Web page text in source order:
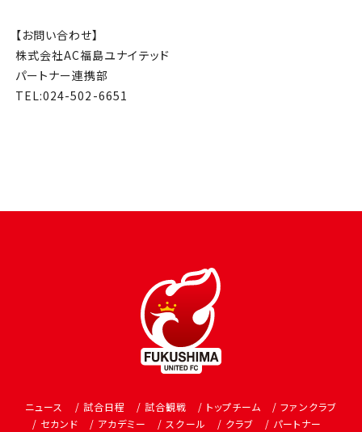
【お問い合わせ】
株式会社AC福島ユナイテッド
パートナー連携部
TEL:024-502-6651
ニュース 試合日程 試合観戦 トップチーム
ファンクラブ
セカンド
アカデミー スクール クラブ パートナー